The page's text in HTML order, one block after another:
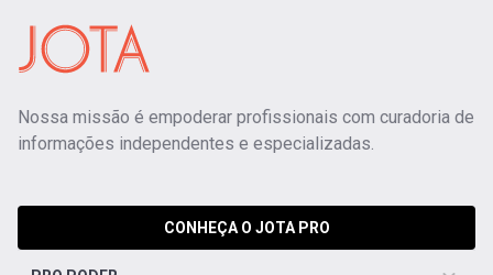
Nossa missão é empoderar profissionais com curadoria de
informações independentes e especializadas.
CONHEÇA O JOTA PRO